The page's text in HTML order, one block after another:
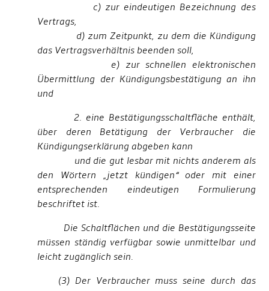
c) zur eindeutigen Bezeichnung des
Vertrags,
d) zum Zeitpunkt, zu dem die Kündigung
das Vertragsverhältnis beenden soll,
e) zur schnellen elektronischen
Übermittlung der Kündigungsbestätigung an ihn
und
2. eine Bestätigungsschaltfläche enthält,
über deren Betätigung der Verbraucher die
Kündigungserklärung abgeben kann
und die gut lesbar mit nichts anderem als
den Wörtern „jetzt kündigen“ oder mit einer
entsprechenden eindeutigen Formulierung
beschriftet ist.
Die Schaltflächen und die Bestätigungsseite
müssen ständig verfügbar sowie unmittelbar und
leicht zugänglich sein.
(3) Der Verbraucher muss seine durch das